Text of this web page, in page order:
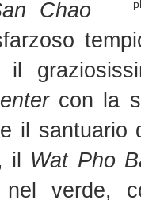
Chao
con la
il
il Wat Pho
nel verde,